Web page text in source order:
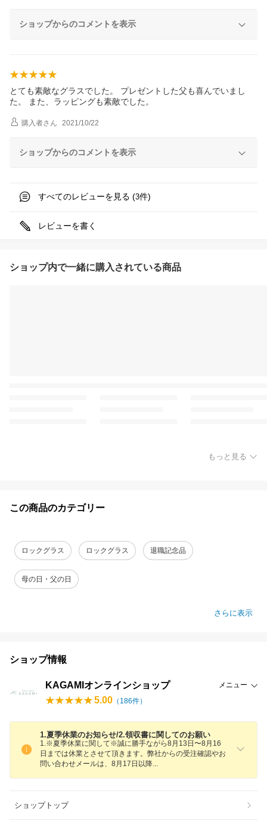
ショップからのコメントを表示
とても素敵なグラスでした。 プレゼントした父も喜んでいまし
た。 また、ラッピングも素敵でした。
購入者さん 2021/10/22
ショップからのコメントを表示
すべてのレビューを見る (3件)
レビューを書く
ショップ内で一緒に購入されている商品
もっと見る
この商品のカテゴリー
ロックグラス ロックグラス 退職記念品
母の日・父の日
さらに表示
ショップ情報
KAGAMIオンラインショップ メニュー
5.00 （ 186件）
1.夏季休業のお知らせ/2.領収書に関してのお願い
1.※夏季休業に関して※誠に勝手ながら8月13日〜8月16
日までは休業とさせて頂きます。弊社からの受注確認やお
問い合わせメールは、8月17日以降
ショップトップ